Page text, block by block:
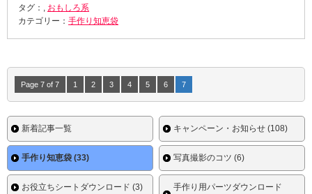
タグ：, おもしろ系
カテゴリー： 手作り知恵袋
Page 7 of 7 1 2 3 4 5 6 7
新着記事一覧 キャンペーン・お知らせ (108)
手作り知恵袋 (33) 写真撮影のコツ (6)
お役立ちシートダウンロード (3)
手作り用パーツダウンロード